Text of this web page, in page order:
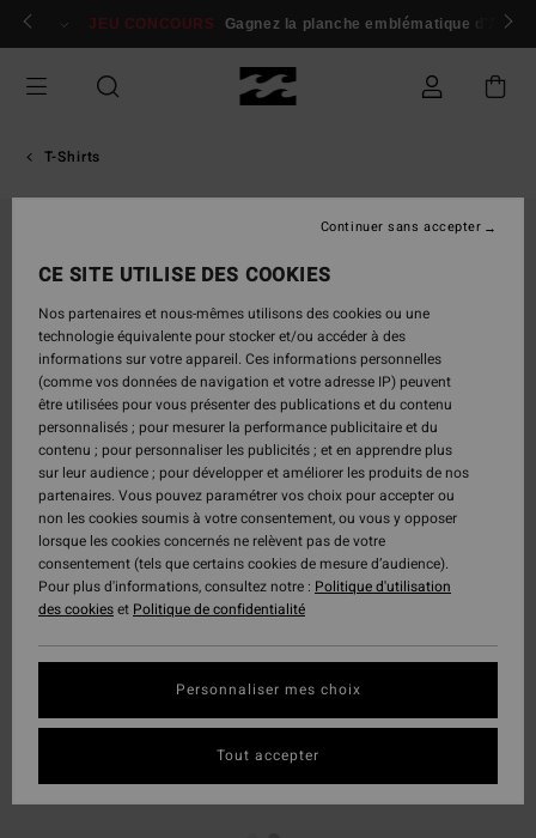
Passer
Se connecter / s'inscrire
JEU CONCOURS Gagnez la planche emblématique d'Andy
T-Shirts
CE SITE UTILISE DES COOKIES
Nos partenaires et nous-mêmes utilisons des cookies ou une
technologie équivalente pour stocker et/ou accéder à des
informations sur votre appareil. Ces informations personnelles
(comme vos données de navigation et votre adresse IP) peuvent
être utilisées pour vous présenter des publications et du contenu
personnalisés ; pour mesurer la performance publicitaire et du
contenu ; pour personnaliser les publicités ; et en apprendre plus
sur leur audience ; pour développer et améliorer les produits de nos
partenaires. Vous pouvez paramétrer vos choix pour accepter ou
non les cookies soumis à votre consentement, ou vous y opposer
lorsque les cookies concernés ne relèvent pas de votre
consentement (tels que certains cookies de mesure d’audience).
Pour plus d'informations, consultez notre : Politique d'utilisation
des cookieset Politique de confidentialité
Personnaliser mes choix
Continuer sans accepter
Tout accepter